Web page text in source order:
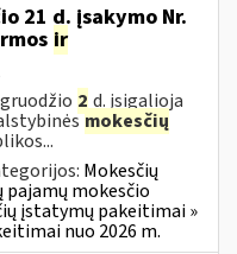
21 d. įsakymo Nr.
ir
2 d. įsigalioja
mokesčių
Mokesčių
mokesčio
įstatymų pakeitimai »
nuo 2026 m.